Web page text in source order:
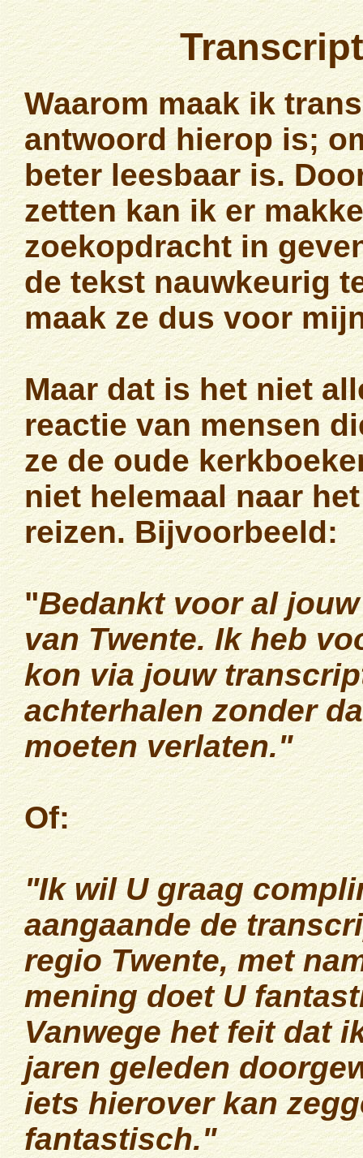
Waarom maak ik
antwoord hierop is;
beter leesbaar is.
zetten kan ik er
zoekopdracht in
de tekst nauwkeurig
maak ze dus voor
Maar dat is het niet
reactie van mensen
ze de oude
niet helemaal naar
reizen. Bijvoorbeeld:
"Bedankt voor al
van Twente. Ik heb
kon via jouw
achterhalen zonder
moeten verlaten."
Of:
"Ik wil U graag
aangaande de
regio Twente, met
mening doet U
Vanwege het feit dat
jaren geleden
iets hierover kan
fantastisch."